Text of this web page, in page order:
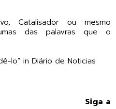
Catalisador ou mesmo
das palavras que o
lo” in Diário de Noticias
Siga a